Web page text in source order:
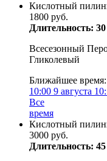
Кислотный
1800 руб.
Длительность:
Всесезонный
Гликолевый
Ближайшее время:
10:00 9 августа
Все
время
Кислотный
3000 руб.
Длительность: